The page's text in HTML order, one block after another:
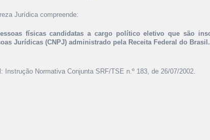
Jurídica compreende:
físicas candidatas a cargo político eletivo que são
Jurídicas (CNPJ) administrado pela Receita Federal do Brasil.
Instrução Normativa Conjunta SRF/TSE n.º 183, de 26/07/2002.